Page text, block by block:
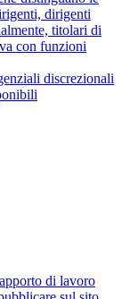
dirigenti
titolari di
con funzioni
discrezionali
di lavoro